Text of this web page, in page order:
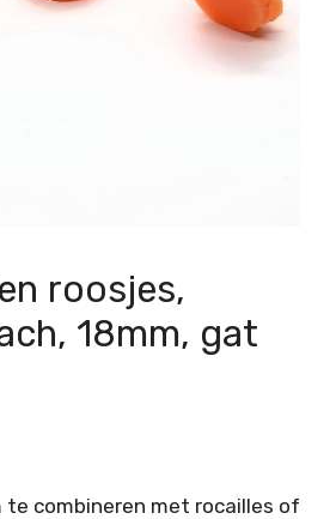
roosjes,
18mm, gat
te combineren met rocailles of